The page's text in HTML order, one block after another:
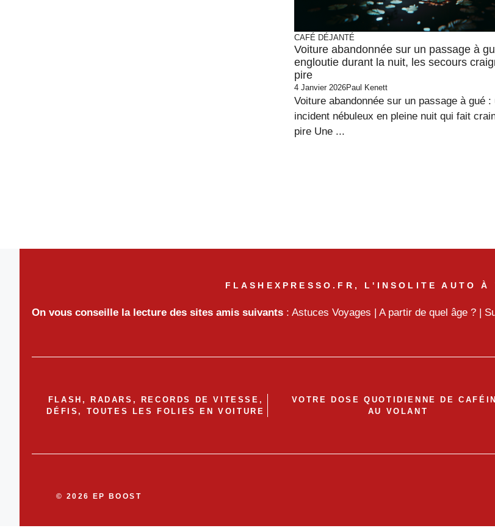
CAFÉ DÉJANTÉ
Voiture abandonnée sur un passage à
engloutie durant la nuit, les secours
pire
4 Janvier 2026Paul Kenett
Voiture abandonnée sur un passage à gué :
incident nébuleux en pleine nuit qui fait
pire Une ...
FLASHEXPRESSO.FR, L'INSOLITE AUTO À
On vous conseille la lecture des sites amis suivants : Astuces Voyages | A partir de quel âge ? |
FLASH, RADARS, RECORDS DE VITESSE,
DÉFIS, TOUTES LES FOLIES EN VOITURE
VOTRE DOSE QUOTIDIENNE DE
AU VOLANT
© 2026 EP BOOST